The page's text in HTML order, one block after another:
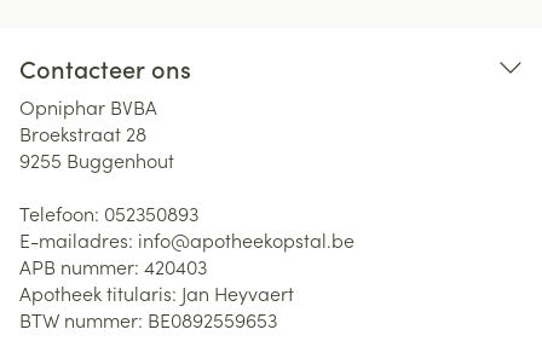
Contacteer ons
Opniphar BVBA
Broekstraat 28
9255 Buggenhout
Telefoon: 052350893
E-mailadres: info@apotheekopstal.be
APB nummer: 420403
Apotheek titularis: Jan Heyvaert
BTW nummer: BE0892559653